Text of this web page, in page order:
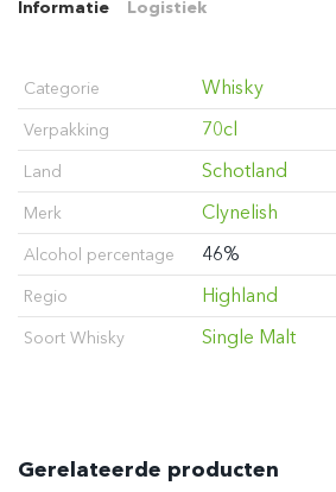
Informatie Logistiek
Categorie Whisky
Verpakking 70cl
Land Schotland
Merk Clynelish
Alcohol percentage 46%
Regio Highland
Soort Whisky Single Malt
Gerelateerde producten